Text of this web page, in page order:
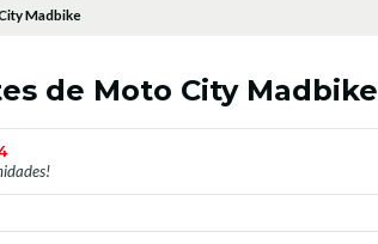
Madbike
de Moto City Madbike